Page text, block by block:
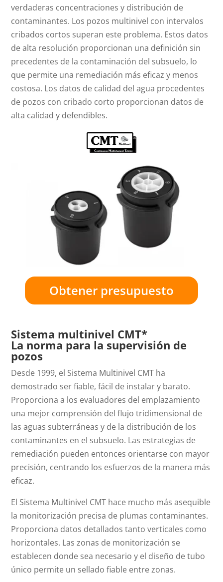
verdaderas concentraciones y distribución de
contaminantes. Los pozos multinivel con intervalos
cribados cortos superan este problema. Estos datos
de alta resolución proporcionan una definición sin
precedentes de la contaminación del subsuelo, lo
que permite una remediación más eficaz y menos
costosa. Los datos de calidad del agua procedentes
de pozos con cribado corto proporcionan datos de
alta calidad y defendibles.
Obtener presupuesto
Sistema multinivel CMT*
La norma para la supervisión de
pozos
Desde 1999, el Sistema Multinivel CMT ha
demostrado ser fiable, fácil de instalar y barato.
Proporciona a los evaluadores del emplazamiento
una mejor comprensión del flujo tridimensional de
las aguas subterráneas y de la distribución de los
contaminantes en el subsuelo. Las estrategias de
remediación pueden entonces orientarse con mayor
precisión, centrando los esfuerzos de la manera más
eficaz.
El Sistema Multinivel CMT hace mucho más asequible
la monitorización precisa de plumas contaminantes.
Proporciona datos detallados tanto verticales como
horizontales. Las zonas de monitorización se
establecen donde sea necesario y el diseño de tubo
único permite un sellado fiable entre zonas.